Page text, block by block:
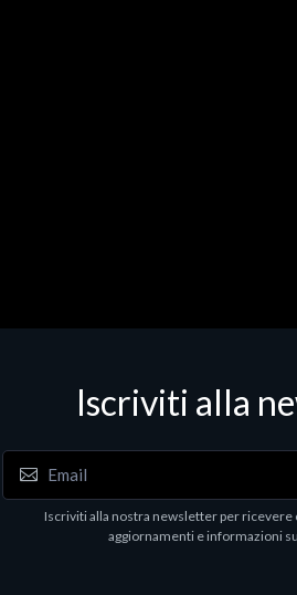
Iscriviti alla
Iscriviti alla nostra newsletter per ricevere
aggiornamenti e informazioni